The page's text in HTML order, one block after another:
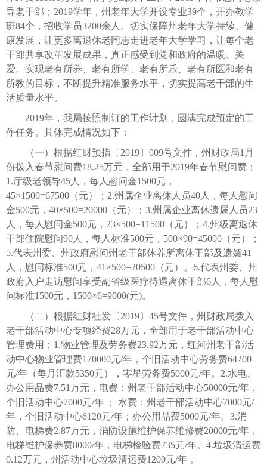
导老干部；2019学年，州老年大学开设专业39个，开办教学
班84个，招收学员3200余人。切实保障州老年大学持续、健
康发展，让更多离退休老同志走进老年大学学习，让每个老
干部共享改革发展成果，真正感受到党和政府的温暖、关
爱。实现老有所养、老有所学、老有所乐、老有所医和老有
所教的目标，不断提升精准服务水平，切实提高老干部的生
活质量水平。
2019年，我局按照制订的工作计划，圆满完成预定的工
作任务。具体完成情况如下：
（一）根据红财预指〔2019〕009号文件，州财政局1月
份拨入春节慰问费18.25万元，全部用于2019年春节慰问费；
1.厅级老领导45人，每人慰问金1500元，
45×1500=67500（元）；2.州属企业离休人员40人，每人慰问
金500元，40×500=20000（元）；3.州属企业离休遗属人员23
人，每人慰问金500元，23×500=11500（元）；4.州级离退休
干部住院慰问90人，每人标准500元，500×90=45000（元）；
5.代表州委、州政府慰问州老干部休养所离休干部及遗孀41
人，慰问标准500元，41×500=20500（元）。6.代表州委、州
政府入户走访慰问享受副省级医疗待遇离休干部6人，每人慰
问标准1500元，1500×6=9000(元)。
（二）根据红财社发〔2019〕45号文件，州财政局拨入
老干部活动中心专项经费28万元，全部用于老干部活动中心
管理费用；1.物业管理及劳务费23.92万元，红河州老干部活
动中心物业管理费170000元/年，个旧活动中心劳务费64200
元/年（每月汇款5350元），零星劳务费5000元/年。2.水电、
办公用品费7.51万元，电费：州老干部活动中心50000元/年，
个旧活动中心7000元/年 ； 水费：州老干部活动中心7000元/
年，个旧活动中心6120元/年；办公用品费5000元/年。3.消
防、电梯费2.87万元，消防设施维护保养维修费20000元/年，
电梯维护保养费8000/年，电梯检验费735元/年。4.垃圾清运费
0.12万元，州活动中心垃圾清运费1200元/年 。